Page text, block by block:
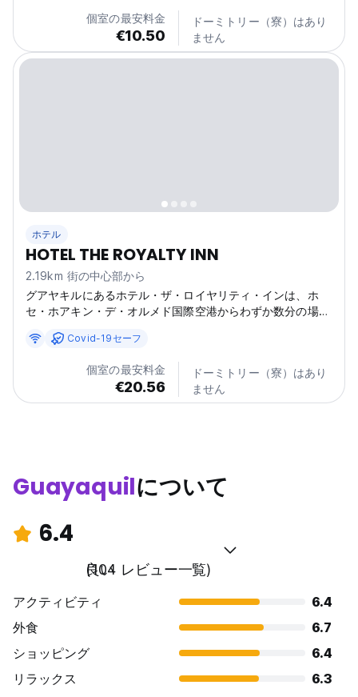
km), Santa Ana Park and Lighthouse (7 km), and
個室の最安料金
€10.50
ドーミトリー（寮）はあり
ません
ホテル
HOTEL THE ROYALTY INN
2.19km 街の中心部から
グアヤキルにあるホテル・ザ・ロイヤリティ・インは、ホ
セ・ホアキン・デ・オルメド国際空港からわずか数分の場所
場、そしてゲストがリラックスできる共用ラウンジを提供し
ています。全客室には、ケーブルチャンネル付き薄型テレ
ビ、シーティングエリア、無料バスアメニティとビデ付きの
専用バスルーム、そして清潔なベッドリネンとタオルが備わ
っています。ゲストは24時間対応のフロントデスク、ルーム
近く、ビジネス旅行者にもレジャー旅行者にも最適な選択肢
です。特にカップルはこのロケーションを気に入っており、
利で快適な場所となっています。(Auto-translated...
Covid-19セーフ
個室の最安料金
€20.56
ドーミトリー（寮）はあり
ません
Guayaquilについて
6.4
良い
(104 レビュー一覧)
アクティビティ
6.4
外食
6.7
ショッピング
6.4
リラックス
6.3